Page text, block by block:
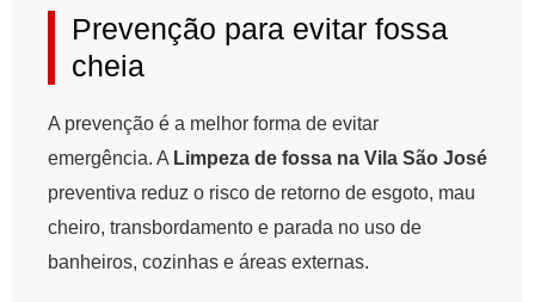
Prevenção para evitar fossa
cheia
A prevenção é a melhor forma de evitar
emergência. A Limpeza de fossa na Vila São José
preventiva reduz o risco de retorno de esgoto, mau
cheiro, transbordamento e parada no uso de
banheiros, cozinhas e áreas externas.